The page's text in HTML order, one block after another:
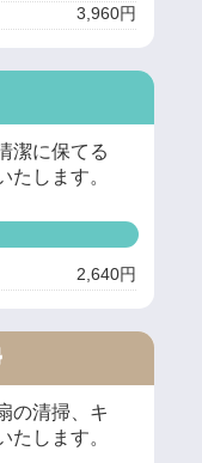
3,960円
潔に保てる
たします。
2,640円
の清掃、キ
たします。